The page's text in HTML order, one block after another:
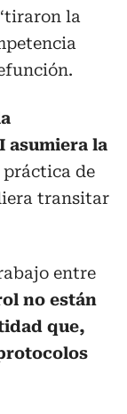
la
asumiera la
de
transitar
entre
no están
que,